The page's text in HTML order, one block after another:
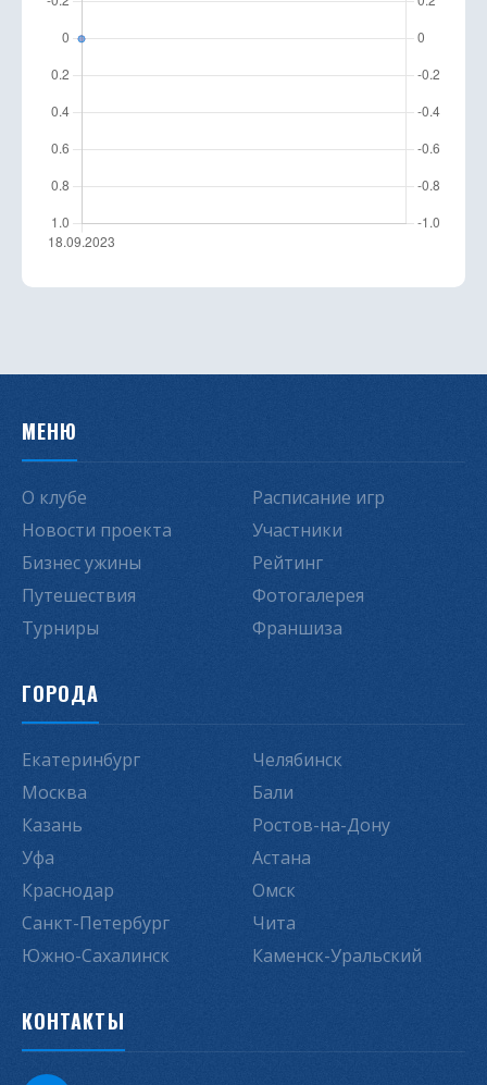
МЕНЮ
О клубе
Новости проекта
Бизнес ужины
Путешествия
Турниры
Расписание игр
Участники
Рейтинг
Фотогалерея
Франшиза
ГОРОДА
Екатеринбург
Москва
Казань
Уфа
Краснодар
Санкт-Петербург
Южно-Сахалинск
Челябинск
Бали
Ростов-на-Дону
Астана
Омск
Чита
Каменск-Уральский
КОНТАКТЫ